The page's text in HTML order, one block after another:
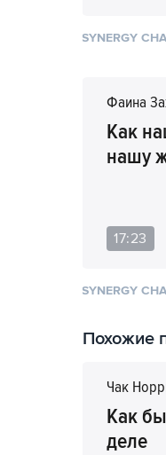
SYNERGY
Фаина
Как
нашу
17:23
SYNERGY
Похожие
Чак
Как
деле